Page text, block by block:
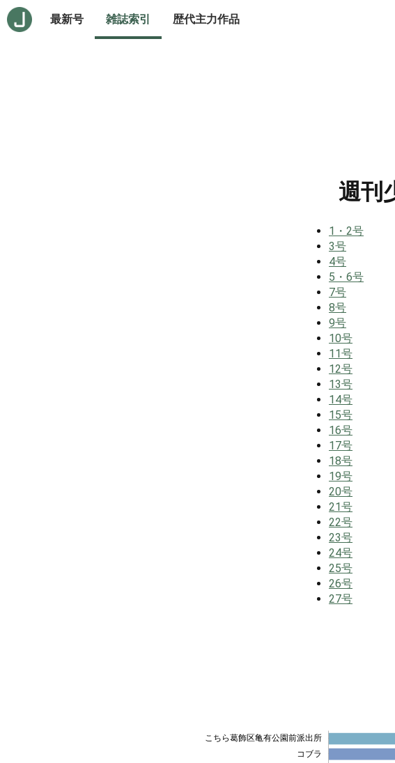
最新号 雑誌索引 歴代主力作品
週刊
1・2号
3号
4号
5・6号
7号
8号
9号
10号
11号
12号
13号
14号
15号
16号
17号
18号
19号
20号
21号
22号
23号
24号
25号
26号
27号
こちら葛飾区亀有公園前派出所
コブラ